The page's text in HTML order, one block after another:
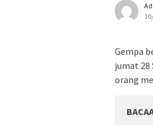
Gempa
jumat 28
orang